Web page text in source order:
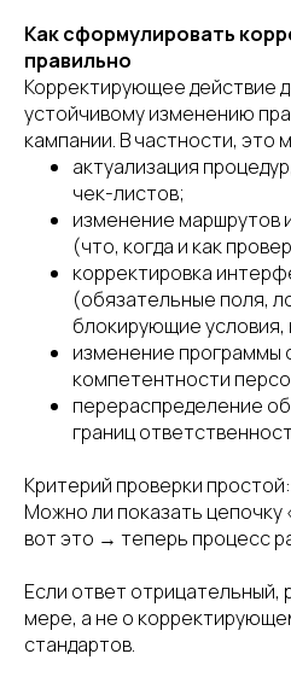
Как сформулировать
правильно
Корректирующее действие
устойчивому изменению
кампании. В частности, это
актуализация
чек-листов;
изменение маршрутов
(что, когда и как
корректировка
(обязательные поля,
блокирующие
изменение программы
компетентности
перераспределение
границ
Критерий проверки простой:
Можно ли показать
вот это → теперь процесс
Если ответ отрицательный,
мере, а не о
стандартов.